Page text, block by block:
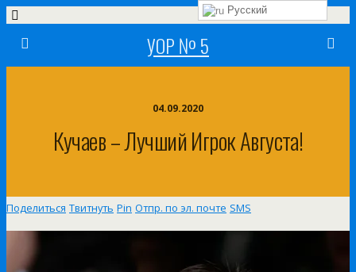
УОР № 5
04.09.2020
Кучаев – Лучший Игрок Августа!
Поделиться Твитнуть Pin Отпр. по эл. почте SMS
Русский